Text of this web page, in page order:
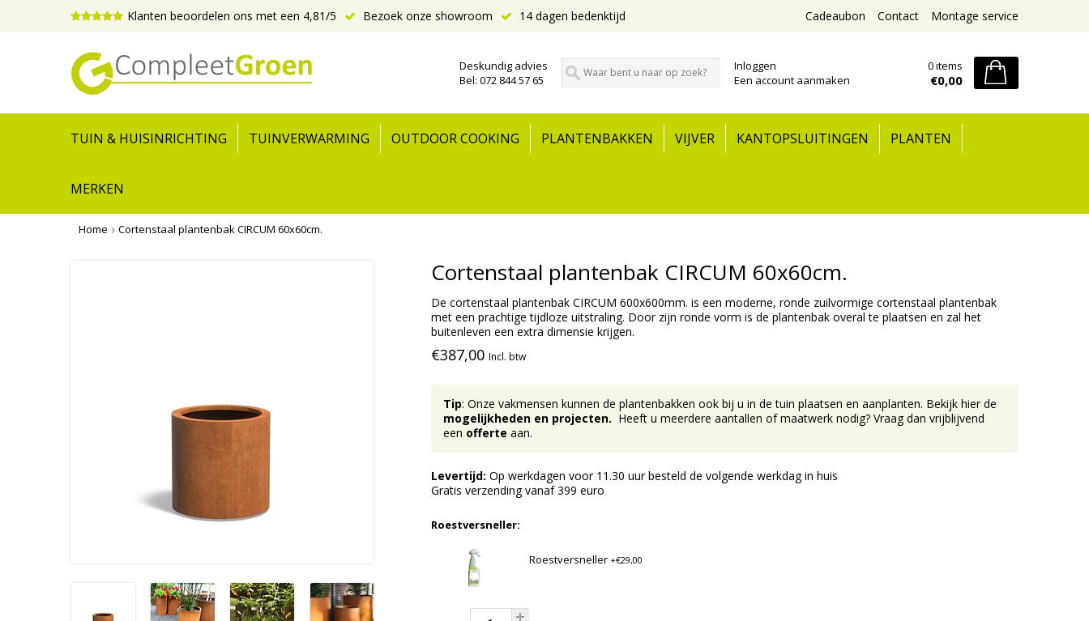
Klanten beoordelen ons met een 4,81/5 Bezoek onze showroom 14 dagen bedenktijd Montage service
Contact
Cadeaubon
Deskundig advies
Bel: 072 844 57 65
Inloggen
Een account aanmaken
0 items
€0,00
TUIN & HUISINRICHTING TUINVERWARMING OUTDOOR COOKING PLANTENBAKKEN VIJVER KANTOPSLUITINGEN PLANTEN
MERKEN
Home Cortenstaal plantenbak CIRCUM 60x60cm.
Cortenstaal plantenbak CIRCUM 60x60cm.
De cortenstaal plantenbak CIRCUM 600x600mm. is een moderne, ronde zuilvormige cortenstaal plantenbak
met een prachtige tijdloze uitstraling. Door zijn ronde vorm is de plantenbak overal te plaatsen en zal het
buitenleven een extra dimensie krijgen.
€387,00 Incl. btw
Tip: Onze vakmensen kunnen de plantenbakken ook bij u in de tuin plaatsen en aanplanten. Bekijk hier de
mogelijkheden en projecten. Heeft u meerdere aantallen of maatwerk nodig? Vraag dan vrijblijvend
een offerte aan.
Levertijd: Op werkdagen voor 11.30 uur besteld de volgende werkdag in huis
Gratis verzending vanaf 399 euro
Roestversneller:
Roestversneller+€29,00